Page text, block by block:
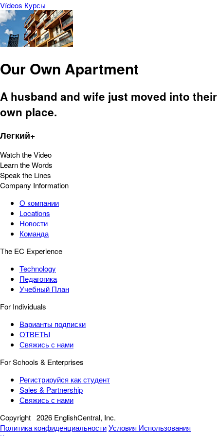
Vídeos Курсы
Our Own Apartment
A husband and wife just moved into their
own place.
Легкий+
Watch the Video
Learn the Words
Speak the Lines
Company Information
О компании
Locations
Новости
Команда
The EC Experience
Technology
Педагогика
Учебный План
For Individuals
Варианты подписки
ОТВЕТЫ
Свяжись с нами
For Schools & Enterprises
Регистрируйся как студент
Sales & Partnership
Свяжись с нами
Copyright 2026 EnglishCentral, Inc.
Политика конфиденциальностиУсловия Использования